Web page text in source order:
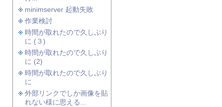
minimserver 起動失敗
作業検討
時間が取れたので久しぶり
に (３)
時間が取れたので久しぶり
に (2)
時間が取れたので久しぶり
に
外部リンクでしか画像を貼
れない様に思える...